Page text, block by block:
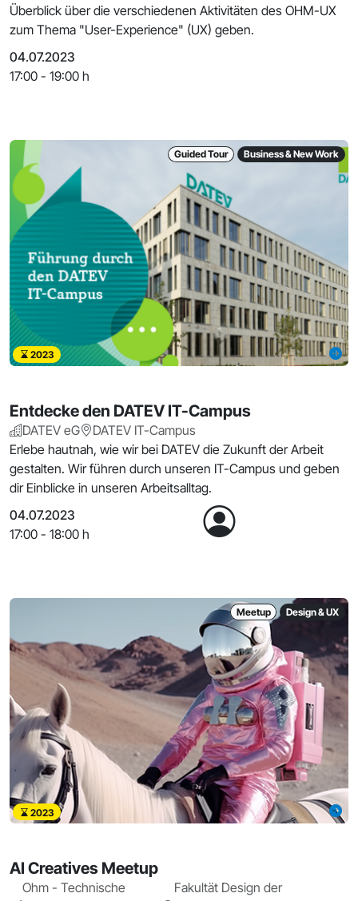
Überblick über die verschiedenen Aktivitäten des OHM-UX
zum Thema "User-Experience" (UX) geben.
04.07.2023
17:00 - 19:00 h
Guided Tour Business & New Work
2023
Entdecke den DATEV IT-Campus
DATEV eG
DATEV IT-Campus
Erlebe hautnah, wie wir bei DATEV die Zukunft der Arbeit
gestalten. Wir führen durch unseren IT-Campus und geben
dir Einblicke in unseren Arbeitsalltag.
04.07.2023
17:00 - 18:00 h
Meetup Design & UX
2023
AI Creatives Meetup
Ohm - Technische
Fakultät Design der